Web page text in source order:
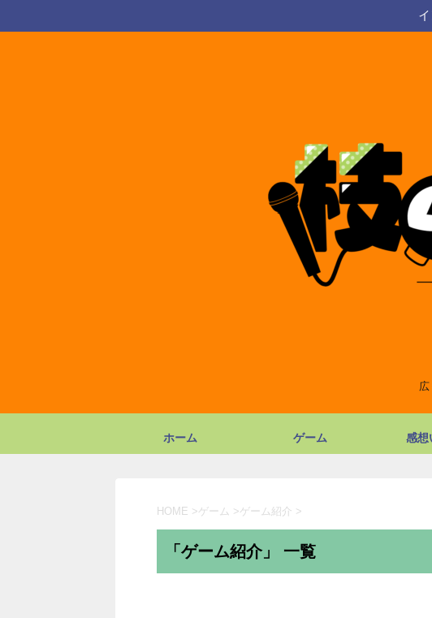
ホーム ゲーム 感想
HOME >ゲーム >ゲーム紹介 >
「ゲーム紹介」 一覧